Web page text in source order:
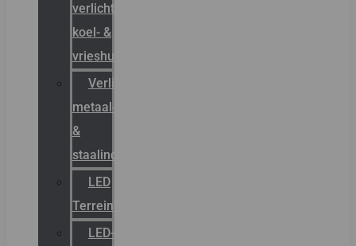
verlichting
koel- &
vrieshuizen
Verlichting
metaal-
&
staalindustrie
LED
Terreinverlichting
LED-